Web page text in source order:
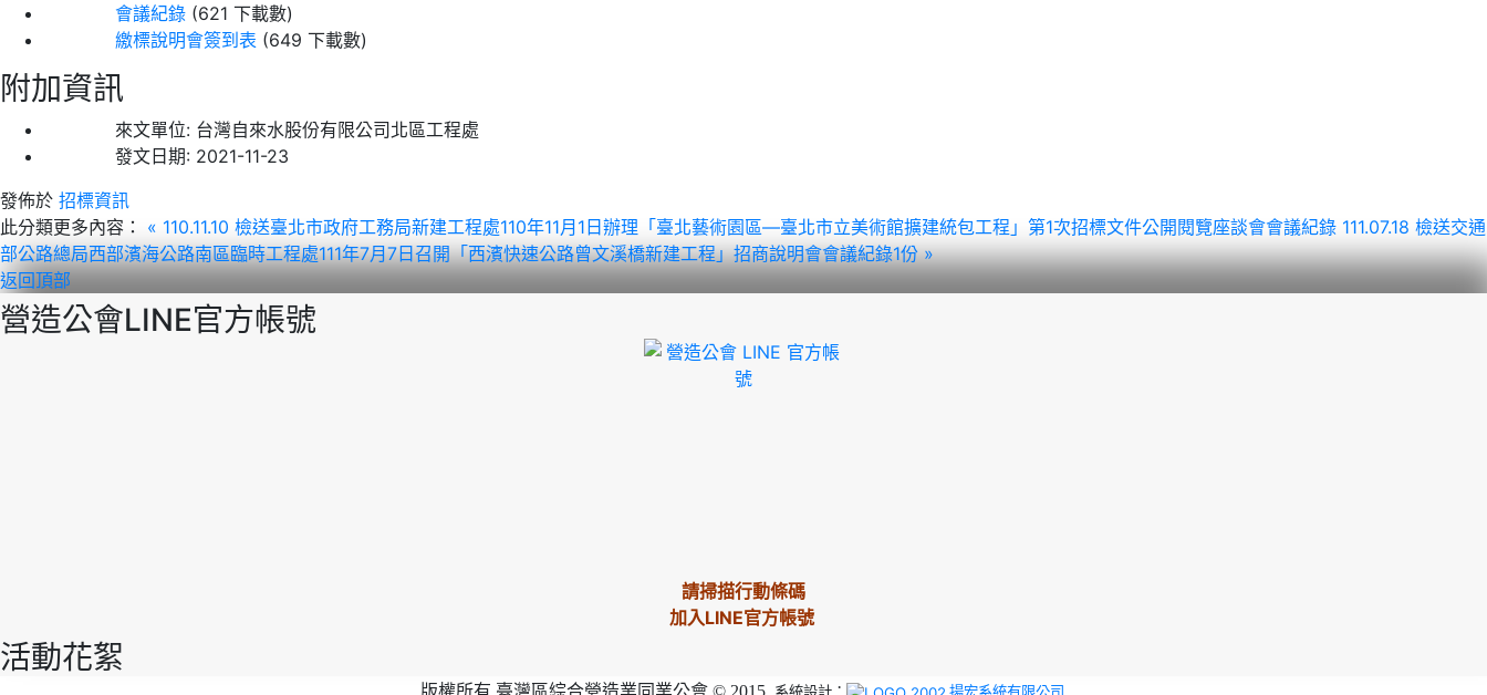
會議紀錄 (621 下載數)
繳標說明會簽到表 (649 下載數)
附加資訊
來文單位: 台灣自來水股份有限公司北區工程處
發文日期: 2021-11-23
發佈於 招標資訊
此分類更多內容： « 110.11.10 檢送臺北市政府工務局新建工程處110年11月1日辦理「臺北藝術園區—臺北市立美術館擴建統包工程」第1次招標文件公開閱覽座談會會議紀錄 111.07.18 檢送交通
部公路總局西部濱海公路南區臨時工程處111年7月7日召開「西濱快速公路曾文溪橋新建工程」招商說明會會議紀錄1份 »
返回頂部
營造公會LINE官方帳號
請掃描行動條碼
加入LINE官方帳號
活動花絮
版權所有 臺灣區綜合營造業同業公會 © 2015